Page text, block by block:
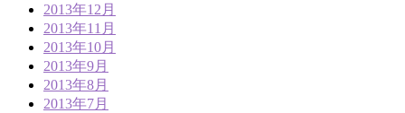
2013年12月
2013年11月
2013年10月
2013年9月
2013年8月
2013年7月